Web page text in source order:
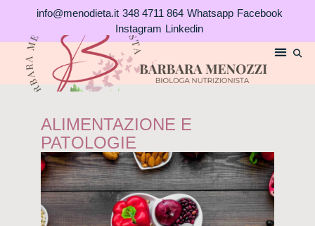
contenuto
info@menodieta.it 348 4711 864 Whatsapp Facebook
Instagram Linkedin
ALIMENTAZIONE E
PATOLOGIE